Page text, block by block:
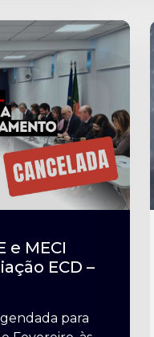
e MECI
ECD –
para